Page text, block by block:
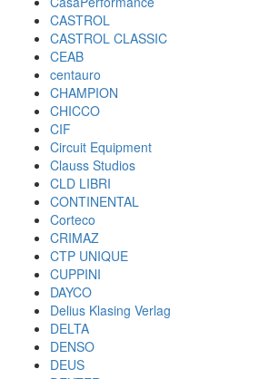
CASTROL
CASTROL CLASSIC
CEAB
centauro
CHAMPION
CHICCO
CIF
Circuit Equipment
Clauss Studios
CLD LIBRI
CONTINENTAL
Corteco
CRIMAZ
CTP UNIQUE
CUPPINI
DAYCO
Delius Klasing Verlag
DELTA
DENSO
DEUS